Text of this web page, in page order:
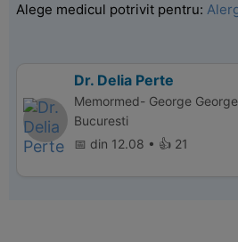
Alege medicul potrivit pentru:
Dr. Delia Perte
Memormed- George
Bucuresti
📅 din 12.08 • 👍 21